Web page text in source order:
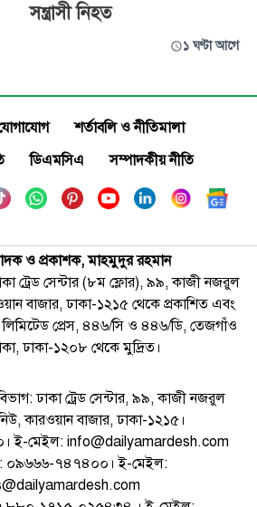
সন্ত্রাসী নিহত
১ ঘণ্টা আগে
শর্তাবলি ও নীতিমালা
ডিএমসিএ সম্পাদকীয় নীতি
ও প্রকাশক, মাহমুদুর রহমান
ট্রেড সেন্টার (৮ম ফ্লোর), ৯৯, কাজী নজরুল
বাজার, ঢাকা-১২১৫ থেকে প্রকাশিত এবং
প্রেস, ৪৪৬/সি ও ৪৪৬/ডি, তেজগাঁও
ঢাকা-১২০৮ থেকে মুদ্রিত।
ঢাকা ট্রেড সেন্টার, ৯৯, কাজী নজরুল
কারওয়ান বাজার, ঢাকা-১২১৫।
ই-মেইল: info@dailyamardesh.com
০৯৬৬৬-৭৪৭৪০০। ই-মেইল: